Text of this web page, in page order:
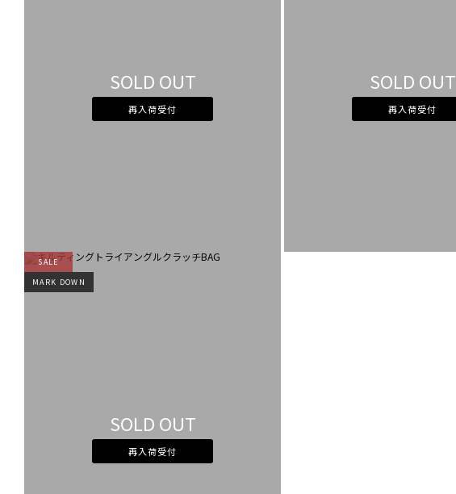
SOLD OUT
再入荷受付
SOLD OUT
再入荷受付
SOLD OUT
再入荷受付
SALE
MARK DOWN